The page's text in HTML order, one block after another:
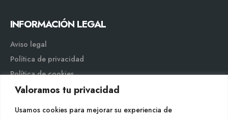
Valoramos tu privacidad
Usamos cookies para mejorar su experiencia de
INFORMACIÓN LEGAL
Aviso legal
Política de privacidad
Política de cookies
Mapa web